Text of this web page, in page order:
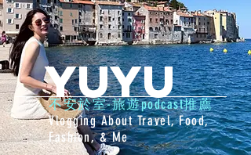
YUYU
不安於室-旅遊podcast推薦
Vlogging About Travel, Food,
Fashion, & Me